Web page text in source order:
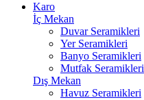
Karo
İç Mekan
Duvar Seramikleri
Yer Seramikleri
Banyo Seramikleri
Mutfak Seramikleri
Dış Mekan
Havuz Seramikleri